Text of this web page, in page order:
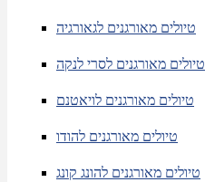
טיולים מאורגנים לגאורגיה
טיולים מאורגנים לסרי לנקה
טיולים מאורגנים לויאטנם
טיולים מאורגנים להודו
טיולים מאורגנים להונג קונג